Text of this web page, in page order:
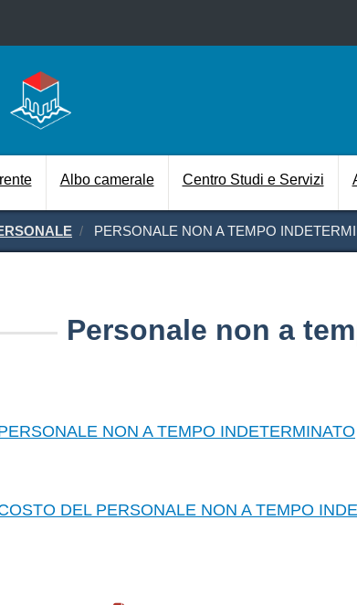
Navigazione
Albo camerale Centro Studi e Servizi
PERSONALE NON A TEMPO
Personale non a
NON A TEMPO INDETERMINATO
DEL PERSONALE NON A TEMPO